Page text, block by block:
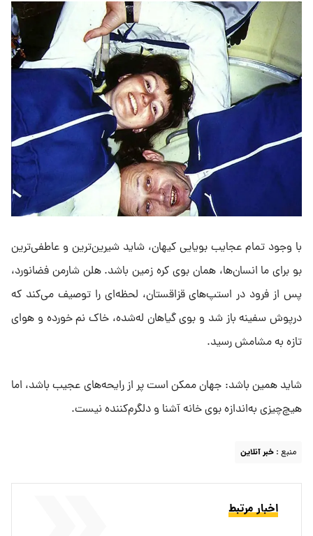
با وجود تمام عجایب بویایی کیهان، شاید شیرین‌ترین و عاطفی‌ترین
بو برای ما انسان‌ها، همان بوی کره زمین باشد. هلن شارمن فضانورد،
پس از فرود در استپ‌های قزاقستان، لحظه‌ای را توصیف می‌کند که
درپوش سفینه باز شد و بوی گیاهان له‌شده، خاک نم خورده و هوای
تازه به مشامش رسید.
شاید همین باشد: جهان ممکن است پر از رایحه‌های عجیب باشد، اما
هیچ‌چیزی به‌اندازه بوی خانه آشنا و دلگرم‌کننده نیست.
منبع : خبر آنلاین
اخبار مرتبط